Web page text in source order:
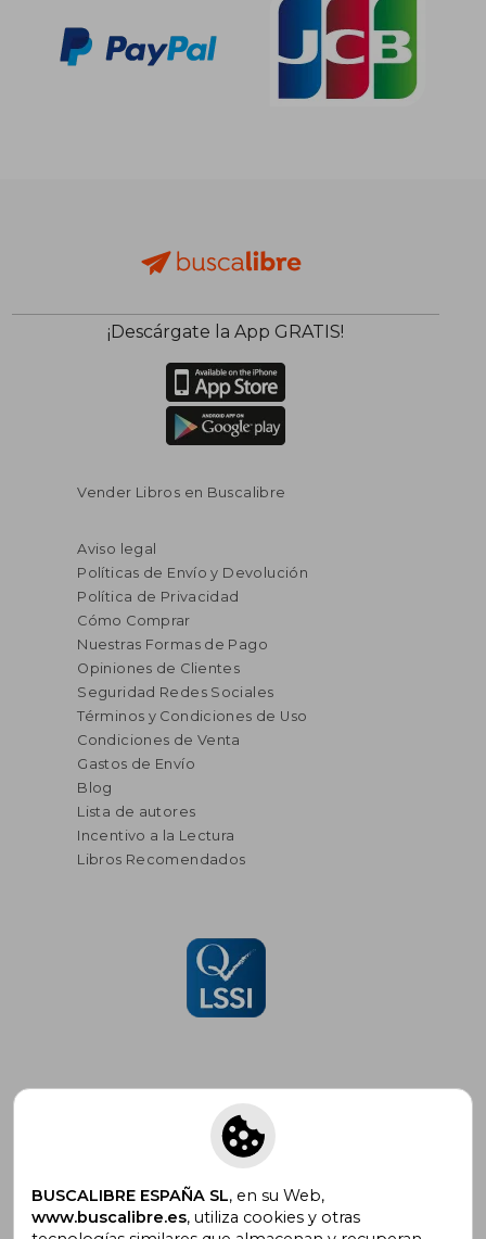
¡Descárgate la App GRATIS!
Vender Libros en Buscalibre
Aviso legal
Políticas de Envío y Devolución
Política de Privacidad
Cómo Comprar
Nuestras Formas de Pago
Opiniones de Clientes
Seguridad Redes Sociales
Términos y Condiciones de Uso
Condiciones de Venta
Gastos de Envío
Blog
Lista de autores
Incentivo a la Lectura
Libros Recomendados
Suscríbete para recibir ofertas y
promociones
BUSCALIBRE ESPAÑA SL, en su Web,
www.buscalibre.es, utiliza cookies y otras